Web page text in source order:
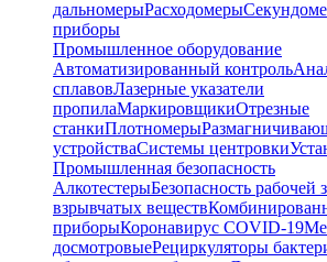
дальномерыРасходомеры
приборы
Промышленное оборудование
Автоматизированный контроль
сплавовЛазерные указатели
пропилаМаркировщикиОтрезные
станкиПлотномеры
устройстваСистемы центровки
Промышленная безопасность
АлкотестерыБезопасность рабочей
взрывчатых веществ
приборыКоронавирус COVID-19
досмотровыеРециркуляторы